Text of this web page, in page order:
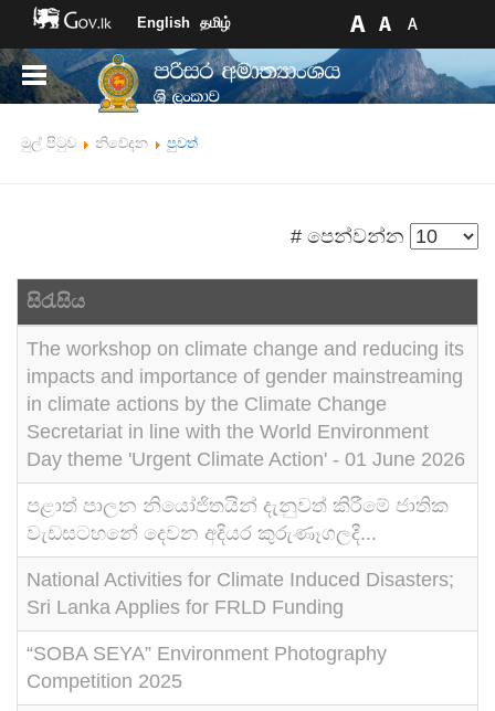
English தமிழ்
මුල් පිටුව නිවේදන පුවත්
# පෙන්වන්න
සිරැසිය
The workshop on climate change and reducing its
impacts and importance of gender mainstreaming
in climate actions by the Climate Change
Secretariat in line with the World Environment
Day theme 'Urgent Climate Action' - 01 June 2026
පළාත් පාලන නියෝජිතයින් දැනුවත් කිරීමේ ජාතික
වැඩසටහනේ දෙවන අදියර කුරුණෑගලදී...
National Activities for Climate Induced Disasters;
Sri Lanka Applies for FRLD Funding
“SOBA SEYA” Environment Photography
Competition 2025